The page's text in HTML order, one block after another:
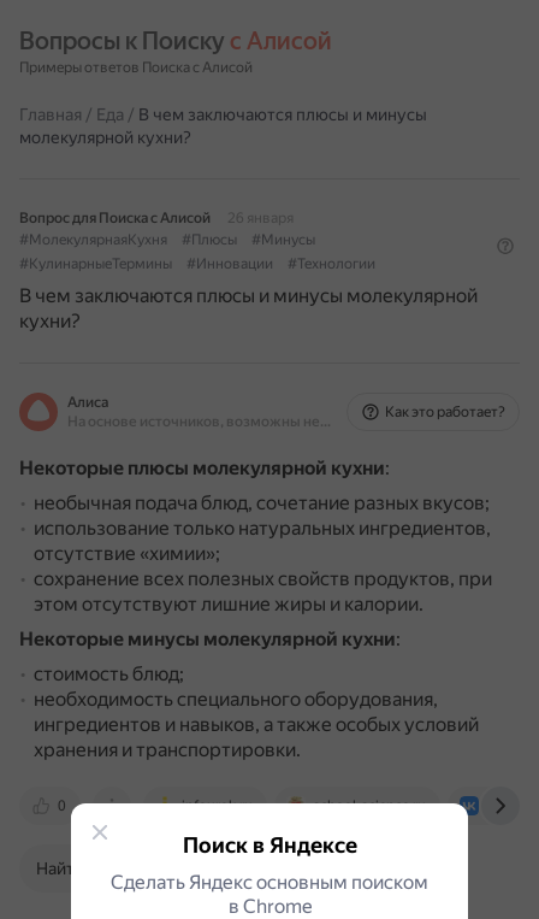
Вопросы к Поиску с Алисой
Примеры ответов Поиска с Алисой
Главная / Еда / В чем заключаются плюсы и минусы
молекулярной кухни?
Вопрос для Поиска с Алисой
26 января
#МолекулярнаяКухня
#Плюсы
#Минусы
#КулинарныеТермины
#Инновации #Технологии
В чем заключаются плюсы и минусы молекулярной
кухни?
Алиса
На основе источников, возможны неточности
Как это работает?
Некоторые плюсы молекулярной кухни:
необычная подача блюд, сочетание разных вкусов;
использование только натуральных ингредиентов,
отсутствие «химии»;
сохранение всех полезных свойств продуктов, при
этом отсутствуют лишние жиры и калории.
Некоторые минусы молекулярной кухни:
стоимость блюд;
необходимость специального оборудования,
ингредиентов и навыков, а также особых условий
хранения и транспортировки.
0 infourok.ru school-science.ru vk.com
Найти в Поиске
Поиск в Яндексе
Сделать Яндекс основным поиском
в Сhrome